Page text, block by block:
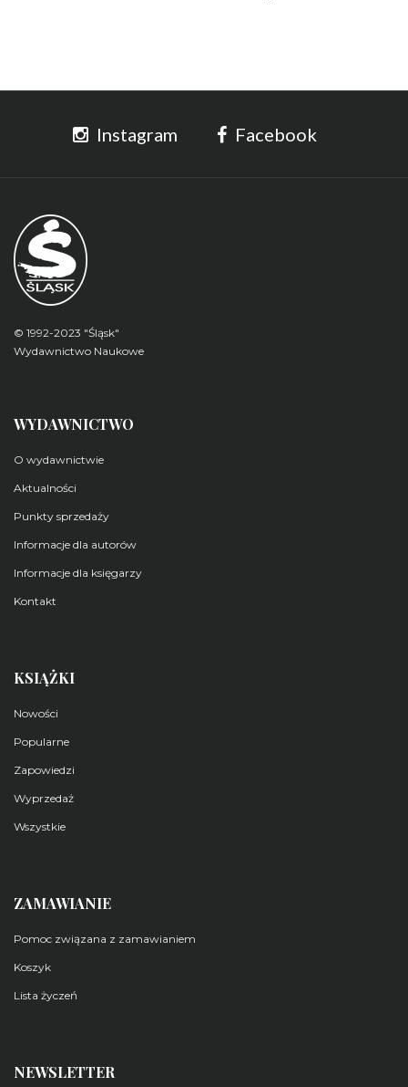
Instagram Facebook
© 1992-2023 "Śląsk"
Wydawnictwo Naukowe
WYDAWNICTWO
O wydawnictwie
Aktualności
Punkty sprzedaży
Informacje dla autorów
Informacje dla księgarzy
Kontakt
KSIĄŻKI
Nowości
Popularne
Zapowiedzi
Wyprzedaż
Wszystkie
ZAMAWIANIE
Pomoc związana z zamawianiem
Koszyk
Lista życzeń
NEWSLETTER